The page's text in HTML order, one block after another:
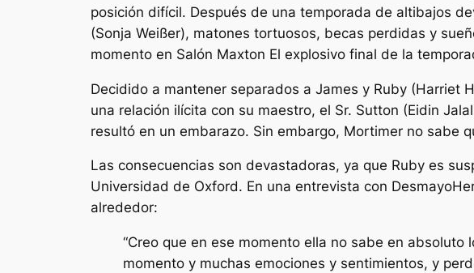
posición difícil. Después de una temporada de altibajos
(Sonja Weißer), matones tortuosos, becas perdidas y
momento en Salón Maxton El explosivo final de la
Decidido a mantener separados a James y Ruby
una relación ilícita con su maestro, el Sr. Sutton (Eidin
resultó en un embarazo. Sin embargo, Mortimer no sabe
Las consecuencias son devastadoras, ya que Ruby es
Universidad de Oxford. En una entrevista con Desmayo
alrededor:
“Creo que en ese momento ella no sabe en
momento y muchas emociones y sentimientos, y